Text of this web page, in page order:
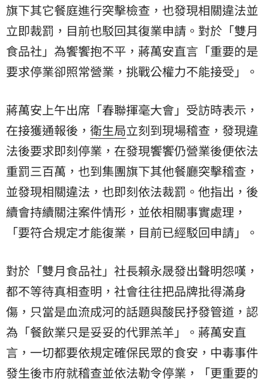
旗下其它餐庭進行突擊檢查，也發現相關違法並
立即裁罰，目前也駁回其復業申請。對於「雙月
食品社」為饗饗抱不平，蔣萬安直言「重要的是
要求停業卻照常營業，挑戰公權力不能接受」。
蔣萬安上午出席「春聯揮毫大會」受訪時表示，
在接獲通報後， 衛生局立刻到現場稽查，發現違
法後要求即刻停業，在發現饗饗仍營業後便依法
重罰三百萬，也到集團旗下其他餐廳突擊稽查，
並發現相關違法，也即刻依法裁罰。他指出，後
續會持續關注案件情形，並依相關事實處理，
「要符合規定才能復業，目前已經駁回申請」。
對於「雙月食品社」社長賴永晟發出聲明怨嘆，
都不等待真相查明，社會往往把品牌批得滿身
傷，只當是血流成河的話題與酸民抒發管道，認
為「餐飲業只是妥妥的代罪羔羊」。蔣萬安直
言，一切都要依規定確保民眾的食安，中毒事件
發生後市府就稽查並依法勒令停業，「更重要的